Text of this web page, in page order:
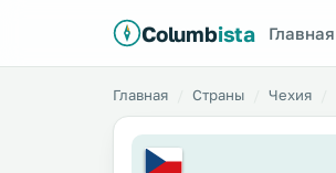
Columbista Главная
Главная Страны Чехия